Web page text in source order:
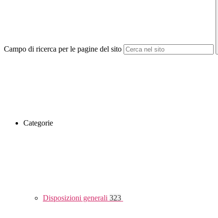
Campo di ricerca per le pagine del sito
Categorie
Disposizioni generali 323